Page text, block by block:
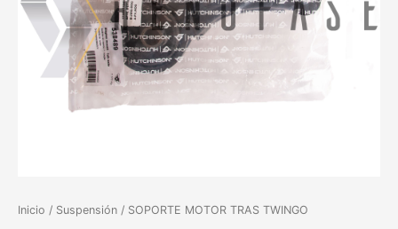
Inicio / Suspensión / SOPORTE MOTOR TRAS TWINGO